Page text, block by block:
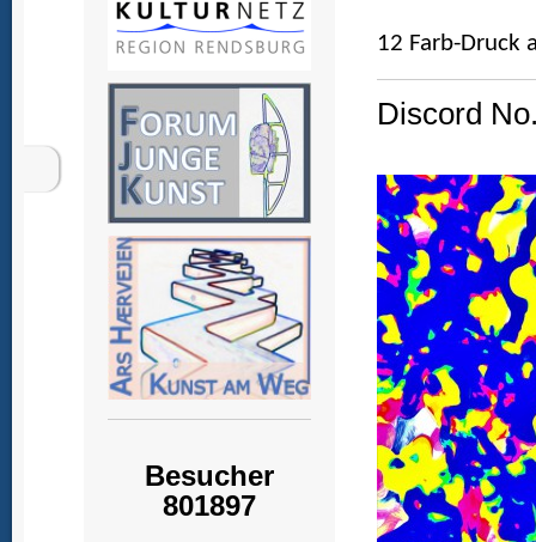
Besucher
801897
12 Farb-Druck
Discord